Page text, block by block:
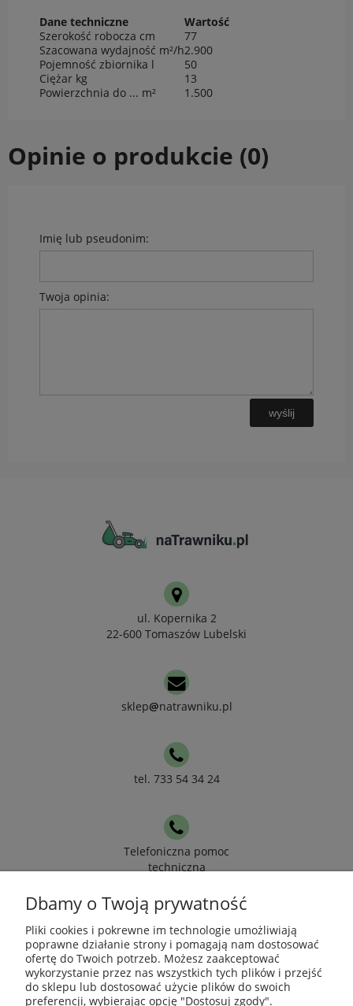
Dane techniczne
Wartość
Szerokość robocza cm
77
Szacowana wydajność m²/h2.900
Pojemność zbiornika l
50
Ciężar kg
13
Powierzchnia do ... m²
1.500
Opinie o produkcie (0)
Imię lub pseudonim:
Twoja opinia:
wyślij
ul. Kopernika 2
22-600 Tomaszów Lubelski
sklep@natrawniku.pl
tel. 733 54 34 24
Telefoniczna pomoc
techniczna
Pomoc
Moje konto
Dbamy o Twoją prywatność
Pliki cookies i pokrewne im technologie umożliwiają
poprawne działanie strony i pomagają nam dostosować
ofertę do Twoich potrzeb. Możesz zaakceptować
wykorzystanie przez nas wszystkich tych plików i przejść
do sklepu lub dostosować użycie plików do swoich
preferencji, wybierając opcję "Dostosuj zgody".